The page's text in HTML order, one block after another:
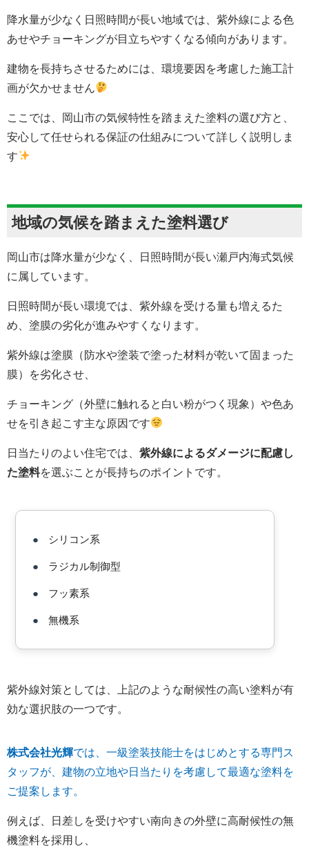
降水量が少なく日照時間が長い地域では、紫外線による色
あせやチョーキングが目立ちやすくなる傾向があります。
建物を長持ちさせるためには、環境要因を考慮した施工計
画が欠かせません
ここでは、岡山市の気候特性を踏まえた塗料の選び方と、
安心して任せられる保証の仕組みについて詳しく説明しま
す
地域の気候を踏まえた塗料選び
岡山市は降水量が少なく、日照時間が長い瀬戸内海式気候
に属しています。
日照時間が長い環境では、紫外線を受ける量も増えるた
め、塗膜の劣化が進みやすくなります。
紫外線は塗膜（防水や塗装で塗った材料が乾いて固まった
膜）を劣化させ、
チョーキング（外壁に触れると白い粉がつく現象）や色あ
せを引き起こす主な原因です
日当たりのよい住宅では、 紫外線によるダメージに配慮し
た塗料を選ぶことが長持ちのポイントです。
● シリコン系
● ラジカル制御型
● フッ素系
● 無機系
紫外線対策としては、上記のような耐候性の高い塗料が有
効な選択肢の一つです。
株式会社光輝では、一級塗装技能士をはじめとする専門ス
タッフが、建物の立地や日当たりを考慮して最適な塗料を
ご提案します。
例えば、日差しを受けやすい南向きの外壁に高耐候性の無
機塗料を採用し、